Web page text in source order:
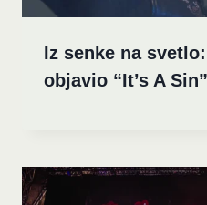
Iz senke na
objavio “It’s A